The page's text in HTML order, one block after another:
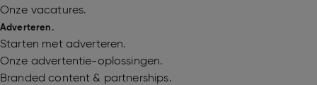
Onze vacatures.
Adverteren.
Starten met adverteren.
Onze advertentie-oplossingen.
Branded content & partnerships.